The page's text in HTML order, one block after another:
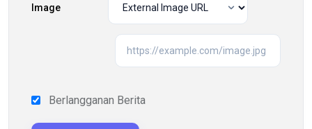
Image
Berlangganan Berita